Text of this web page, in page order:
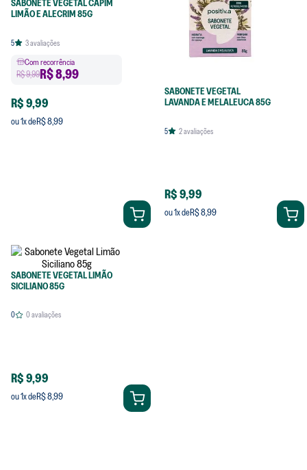
SABONETE VEGETAL CAPIM
LIMÃO E ALECRIM 85G
5 3avaliações
Com recorrência
R$ 9,99R$8,99
R$ 9,99
ou1x deR$ 8,99
SABONETE VEGETAL
LAVANDA E MELALEUCA 85G
5 2avaliações
R$ 9,99
ou1x deR$ 8,99
SABONETE VEGETAL LIMÃO
SICILIANO 85G
0 0avaliações
R$ 9,99
ou1x deR$ 8,99